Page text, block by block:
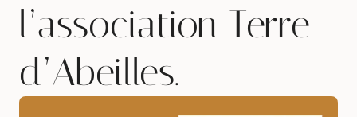
l’association Terre
d’Abeilles.